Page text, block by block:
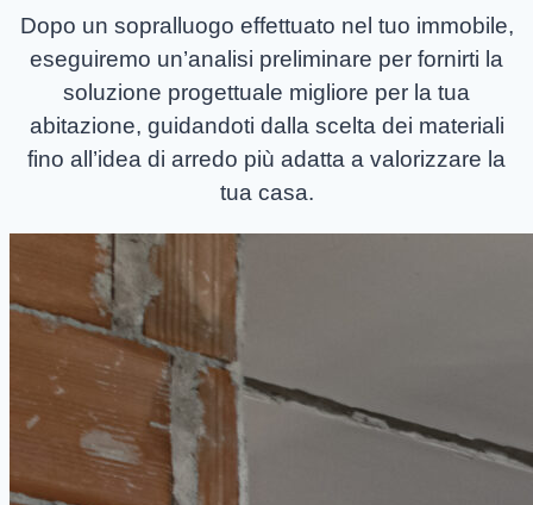
Dopo un sopralluogo effettuato nel tuo immobile,
eseguiremo un’analisi preliminare per fornirti la
soluzione progettuale migliore per la tua
abitazione, guidandoti dalla scelta dei materiali
fino all’idea di arredo più adatta a valorizzare la
tua casa.